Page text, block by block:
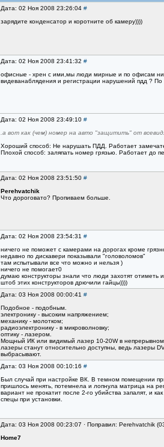
Дата: 02 Ноя 2008 23:26:04 #
зарядите конденсатор и коротните об камеру))))
Дата: 02 Ноя 2008 23:41:32 #
офисные - хрен с ими,мы люди мирные и по офисам
видеванаблядения и регистрации нарушений пдд ? По
Дата: 02 Ноя 2008 23:49:10 #
.а вот как (чем) номер на авто "защитить" от
Хороший способ: Не нарушать ПДД. Работает
Плохой способ: заляпать номер грязью. Работает до
Дата: 02 Ноя 2008 23:51:50 #
Perehvatchik
Что дороговато? Пропиваем больше.
Дата: 02 Ноя 2008 23:54:31 #
ничего не поможет с камерами на дорогах кроме
недавно по дискавери показывали "головоломов"
там испытывали все что можно и нельзя )
ничего не помогает0
думаю конструкторы знали что люди захотят отиметь
штоб этих конструкторов дрючили гайцы))))
Дата: 03 Ноя 2008 00:00:41 #
Подобное - подобным.
электронику - высоким напряжением;
механику - молотком;
радиоэлектронику - в микроволновку;
оптику - лазером.
Мощный ИК или видимый лазер 10-20W в непрерывном
лазеры станут относительно доступны, ведь лазеры
выбрасывают.
Дата: 03 Ноя 2008 00:10:16 #
Был случай при настройке ВК. В темном помещении
пришлось менять, потемнела и лопнула матрица на
вариант не прокатит после 2-го убийства запалят, и
спецы при установки.
Дата: 03 Ноя 2008 00:23:07 · Поправил: Perehvatchik
Home7